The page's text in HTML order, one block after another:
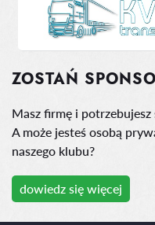
ZOSTAŃ
Masz firmę i
A może jesteś osobą
naszego klubu?
dowiedz się więcej